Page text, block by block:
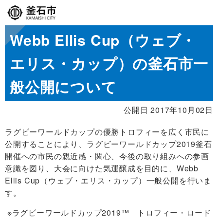
Webb Ellis Cup（ウェブ・
エリス・カップ）の釜石市一
般公開について
公開日 2017年10月02日
ラグビーワールドカップの優勝トロフィーを広く市民に
公開することにより、ラグビーワールドカップ2019釜石
開催への市民の親近感・関心、今後の取り組みへの参画
意識を図り、大会に向けた気運醸成を目的に、 Webb
Ellis Cup （ウェブ・エリス・カップ）一般公開を行いま
す。
※ラグビーワールドカップ2019™ トロフィー・ロード